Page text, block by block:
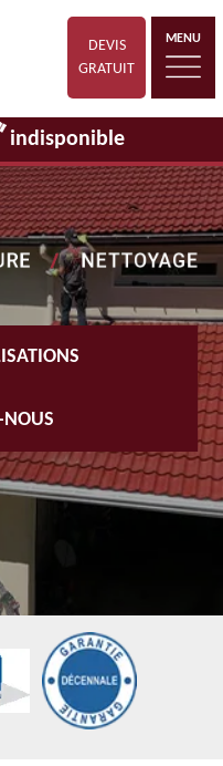
DEVIS
GRATUIT
MENU
indisponible
NOUS